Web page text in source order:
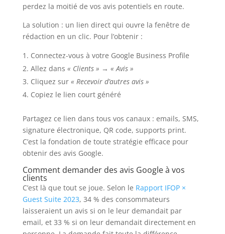
perdez la moitié de vos avis potentiels en route.
La solution : un lien direct qui ouvre la fenêtre de
rédaction en un clic. Pour l’obtenir :
Connectez-vous à votre Google Business Profile
Allez dans « Clients » → « Avis »
Cliquez sur « Recevoir d’autres avis »
Copiez le lien court généré
Partagez ce lien dans tous vos canaux : emails, SMS,
signature électronique, QR code, supports print.
C’est la fondation de toute stratégie efficace pour
obtenir des avis Google.
Comment demander des avis Google à vos
clients
C’est là que tout se joue. Selon le Rapport IFOP ×
Guest Suite 2023, 34 % des consommateurs
laisseraient un avis si on le leur demandait par
email, et 33 % si on leur demandait directement en